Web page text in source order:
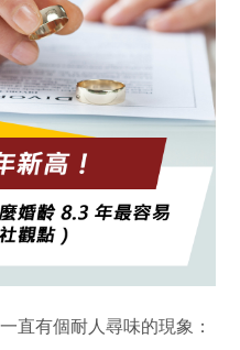
直有個耐人尋味的現象：